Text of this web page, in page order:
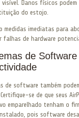
visível. Danos físicos podem
do estojo.
medidas imediatas para
falhas de hardware
de
de software também
se de que seus
emparelhado tenham o
pois software